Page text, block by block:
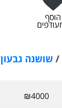
הוסף
/ שושנה גבעון
₪4000